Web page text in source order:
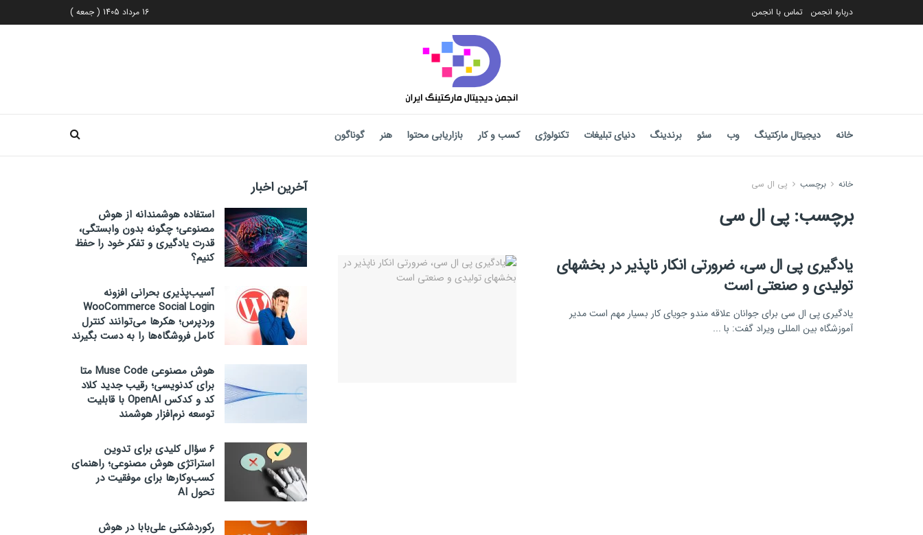
درباره انجمن تماس با انجمن 16 مرداد 1405 ( جمعه )
خانه دیجیتال مارکتینگ وب سئو برندینگ دنیای تبلیغات تکنولوژی کسب و کار بازاریابی محتوا هنر گوناگون
خانه برچسب پی ال سی
برچسب:پی ال سی
یادگیری پی ال سی، ضرورتی انکار ناپذیر در بخشهای
تولیدی و صنعتی است
یادگیری پی ال سی برای جوانان علاقه مندو جویای کار بسیار مهم است مدیر
آموزشگاه بین المللی ویراد گفت: با ...
آخرین اخبار
استفاده هوشمندانه از هوش
مصنوعی؛ چگونه بدون وابستگی،
قدرت یادگیری و تفکر خود را حفظ
کنیم؟
آسیب‌پذیری بحرانی افزونه
WooCommerce Social Login
وردپرس؛ هکرها می‌توانند کنترل
کامل فروشگاه‌ها را به دست بگیرند
هوش مصنوعی Muse Code متا
برای کدنویسی؛ رقیب جدید کلاد
کد و کدکس OpenAI با قابلیت
توسعه نرم‌افزار هوشمند
۶ سؤال کلیدی برای تدوین
استراتژی هوش مصنوعی؛ راهنمای
کسب‌وکارها برای موفقیت در
تحول AI
رکوردشکنی علی‌بابا در هوش